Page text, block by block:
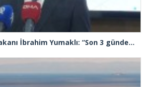
Tarım ve Orman Bakanı İbrahim Yumaklı: “Son 3 günde 260 yangına müdahale ettik, 258’i kontrol altına aldık”